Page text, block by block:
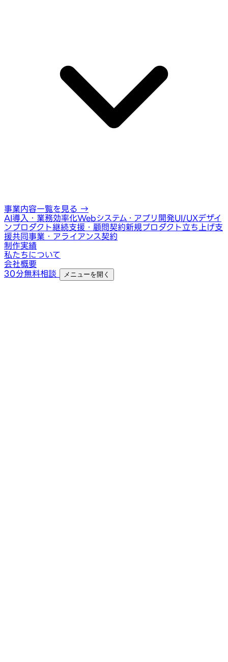
事業内容一覧を見る →
AI導入・業務効率化Webシステム・アプリ開発UI/UXデザイ
ンプロダクト継続支援・顧問契約新規プロダクト立ち上げ支
援共同事業・アライアンス契約
制作実績
私たちについて
会社概要
30分無料相談
メニューを開く